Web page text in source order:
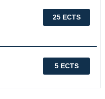
25 ECTS
5 ECTS